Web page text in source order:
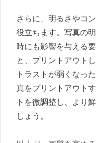
さらに、明るさやコ
役立ちます。写真の
時にも影響を与える
と、プリントアウト
トラストが弱くなっ
真をプリントアウト
トを微調整し、より
しょう。